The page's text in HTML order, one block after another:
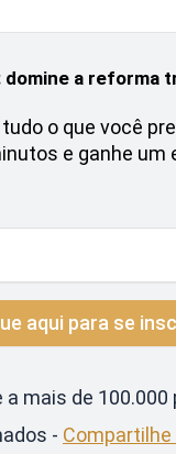
a reforma
o que você
e ganhe um
a mais de
-